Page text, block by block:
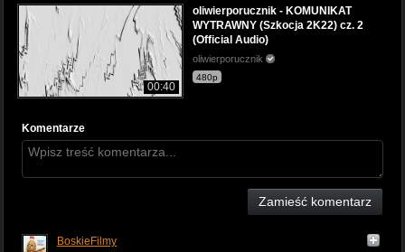
00:40
oliwierporucznik - KOMUNIKAT
WYTRAWNY (Szkocja 2K22) cz. 2
(Official Audio)
oliwierporucznik
480p
Komentarze
Zamieść komentarz
BoskieFilmy